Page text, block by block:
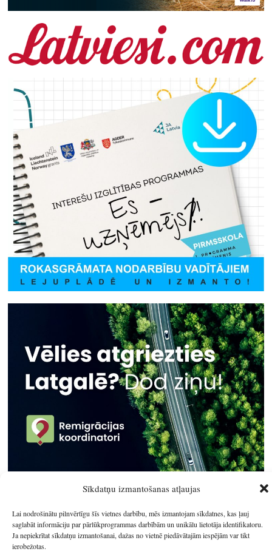
Sīkdatņu izmantošanas atļaujas
Lai nodrošinātu pilnvērtīgu šīs vietnes darbību, mēs izmantojam sīkdatnes, kas ļauj
saglabāt informāciju par pārlūkprogrammas darbībām un unikālu lietotāja identifikatoru.
Ja nepiekrītat sīkdatņu izmantošanai, dažas no vietnē piedāvātajām iespējām var tikt
ierobežotas.
© 2026Latgales plānošanas reģions.
IzstrādātājsSIA Info.